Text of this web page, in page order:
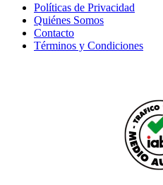
Políticas de Privacidad
Quiénes Somos
Contacto
Términos y Condiciones